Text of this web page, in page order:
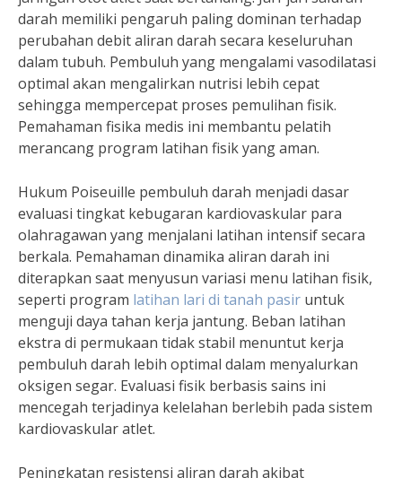
darah memiliki pengaruh paling dominan terhadap
perubahan debit aliran darah secara keseluruhan
dalam tubuh. Pembuluh yang mengalami vasodilatasi
optimal akan mengalirkan nutrisi lebih cepat
sehingga mempercepat proses pemulihan fisik.
Pemahaman fisika medis ini membantu pelatih
merancang program latihan fisik yang aman.
Hukum Poiseuille pembuluh darah menjadi dasar
evaluasi tingkat kebugaran kardiovaskular para
olahragawan yang menjalani latihan intensif secara
berkala. Pemahaman dinamika aliran darah ini
diterapkan saat menyusun variasi menu latihan fisik,
seperti program latihan lari di tanah pasir untuk
menguji daya tahan kerja jantung. Beban latihan
ekstra di permukaan tidak stabil menuntut kerja
pembuluh darah lebih optimal dalam menyalurkan
oksigen segar. Evaluasi fisik berbasis sains ini
mencegah terjadinya kelelahan berlebih pada sistem
kardiovaskular atlet.
Peningkatan resistensi aliran darah akibat